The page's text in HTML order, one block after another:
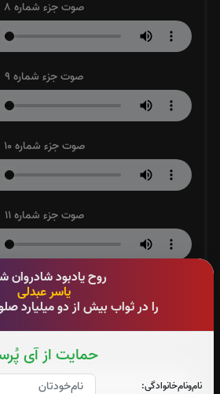
روح یادبود شادروان
یاسر عبدلی
را در ثواب بیش از دو میلیارد
حمایت از آی
نام‌و‌نام‌خانوادگی:
صوت جزء شماره 8
صوت جزء شماره 9
صوت جزء شماره 10
صوت جزء شماره 11
صوت جزء شماره 12
صوت جزء شماره 13